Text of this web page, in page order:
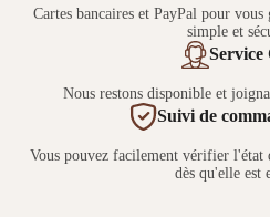
Cartes bancaires et PayPal pour
simple et
Service
Nous restons disponible et
Suivi de
Vous pouvez facilement vérifier l'état
dès qu'elle est